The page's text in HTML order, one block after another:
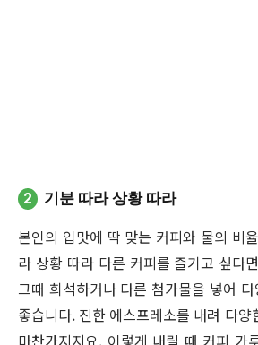
2 기분 따라 상황 따라
본인의 입맛에 딱 맞는 커피와 물의 비
라 상황 따라 다른 커피를 즐기고 싶다
그때 희석하거나 다른 첨가물을 넣어
좋습니다. 진한 에스프레소를 내려 다
마찬가지지요. 이렇게 내릴 때 커피 가